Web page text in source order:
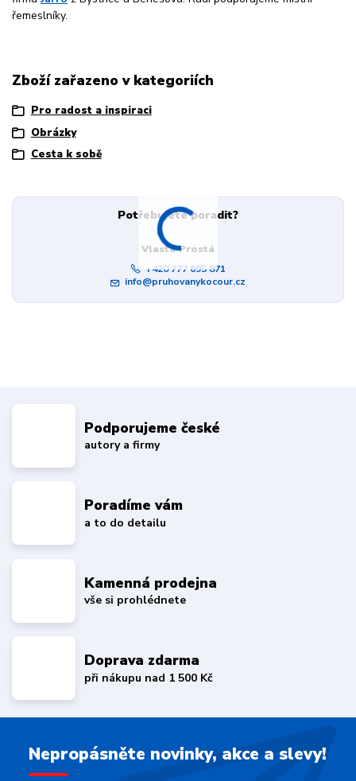
řemeslníky.
Zboží zařazeno v kategoriích
Pro radost a inspiraci
Obrázky
Cesta k sobě
Potřebujete poradit?
Vlasta Prostá
+420 777 695 871
info@pruhovanykocour.cz
Podporujeme české
autory a firmy
Poradíme vám
a to do detailu
Kamenná prodejna
vše si prohlédnete
Doprava zdarma
při nákupu nad 1 500 Kč
Nepropásněte novinky, akce a slevy!